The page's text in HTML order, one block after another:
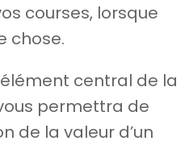
courses, lorsque
chose.
central de la
permettra de
de la valeur d’un